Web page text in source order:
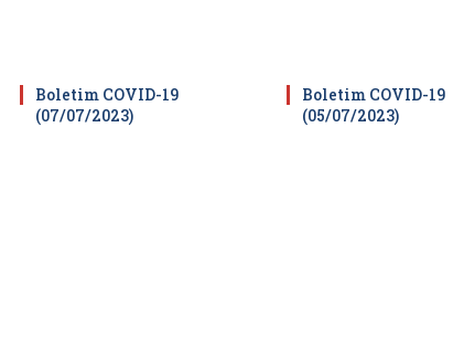
Boletim COVID-19
(07/07/2023)
Boletim COVID-19
(05/07/2023)